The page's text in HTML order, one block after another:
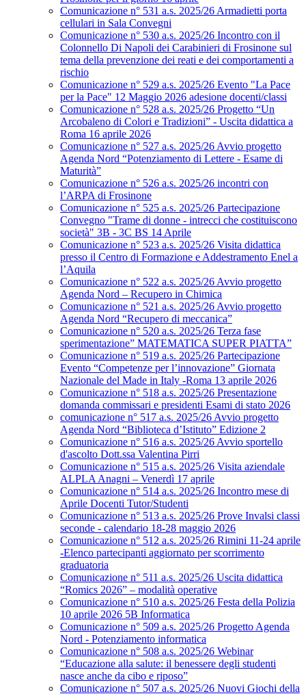
Comunicazione n° 531 a.s. 2025/26 Armadietti porta
cellulari in Sala Convegni
Comunicazione n° 530 a.s. 2025/26 Incontro con il
Colonnello Di Napoli dei Carabinieri di Frosinone sul
tema della prevenzione dei reati e dei comportamenti a
rischio
Comunicazione n° 529 a.s. 2025/26 Evento "La Pace
per la Pace" 12 Maggio 2026 adesione docenti/classi
Comunicazione n° 528 a.s. 2025/26 Progetto “Un
Arcobaleno di Colori e Tradizioni” - Uscita didattica a
Roma 16 aprile 2026
Comunicazione n° 527 a.s. 2025/26 Avvio progetto
Agenda Nord “Potenziamento di Lettere - Esame di
Maturità”
Comunicazione n° 526 a.s. 2025/26 incontri con
l’ARPA di Frosinone
Comunicazione n° 525 a.s. 2025/26 Partecipazione
Convegno "Trame di donne - intrecci che costituiscono
società" 3B - 3C BS 14 Aprile
Comunicazione n° 523 a.s. 2025/26 Visita didattica
presso il Centro di Formazione e Addestramento Enel a
l’Aquila
Comunicazione n° 522 a.s. 2025/26 Avvio progetto
Agenda Nord – Recupero in Chimica
Comunicazione n° 521 a.s. 2025/26 Avvio progetto
Agenda Nord “Recupero di meccanica”
Comunicazione n° 520 a.s. 2025/26 Terza fase
sperimentazione” MATEMATICA SUPER PIATTA”
Comunicazione n° 519 a.s. 2025/26 Partecipazione
Evento “Competenze per l’innovazione” Giornata
Nazionale del Made in Italy -Roma 13 aprile 2026
Comunicazione n° 518 a.s. 2025/26 Presentazione
domanda commissari e presidenti Esami di stato 2026
comunicazione n° 517 a.s. 2025/26 Avvio progetto
Agenda Nord “Biblioteca d’Istituto” Edizione 2
Comunicazione n° 516 a.s. 2025/26 Avvio sportello
d'ascolto Dott.ssa Valentina Pirri
Comunicazione n° 515 a.s. 2025/26 Visita aziendale
ALPLA Anagni – Venerdì 17 aprile
Comunicazione n° 514 a.s. 2025/26 Incontro mese di
Aprile Docenti Tutor/Studenti
Comunicazione n° 513 a.s. 2025/26 Prove Invalsi classi
seconde - calendario 18-28 maggio 2026
Comunicazione n° 512 a.s. 2025/26 Rimini 11-24 aprile
-Elenco partecipanti aggiornato per scorrimento
graduatoria
Comunicazione n° 511 a.s. 2025/26 Uscita didattica
“Romics 2026” – modalità operative
Comunicazione n° 510 a.s. 2025/26 Festa della Polizia
10 aprile 2026 5B Informatica
Comunicazione n° 509 a.s. 2025/26 Progetto Agenda
Nord - Potenziamento informatica
Comunicazione n° 508 a.s. 2025/26 Webinar
“Educazione alla salute: il benessere degli studenti
nasce anche da cibo e riposo”
Comunicazione n° 507 a.s. 2025/26 Nuovi Giochi della